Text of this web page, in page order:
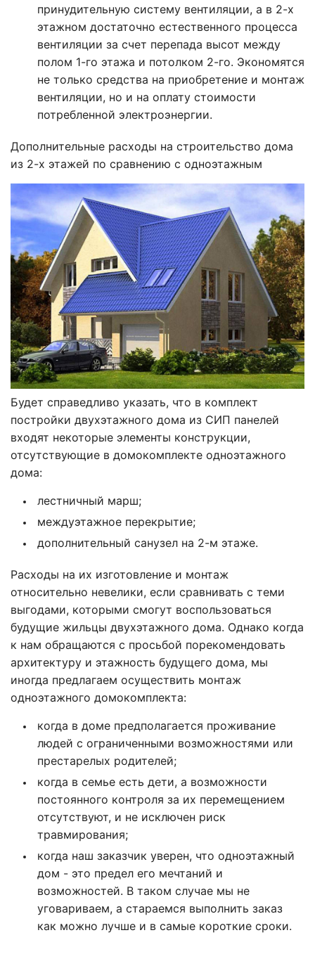
принудительную систему вентиляции, а в 2-х
этажном достаточно естественного процесса
вентиляции за счет перепада высот между
полом 1-го этажа и потолком 2-го. Экономятся
не только средства на приобретение и монтаж
вентиляции, но и на оплату стоимости
потребленной электроэнергии.
Дополнительные расходы на строительство дома
из 2-х этажей по сравнению с одноэтажным
Будет справедливо указать, что в комплект
постройки двухэтажного дома из СИП панелей
входят некоторые элементы конструкции,
отсутствующие в домокомплекте одноэтажного
дома:
лестничный марш;
междуэтажное перекрытие;
дополнительный санузел на 2-м этаже.
Расходы на их изготовление и монтаж
относительно невелики, если сравнивать с теми
выгодами, которыми смогут воспользоваться
будущие жильцы двухэтажного дома. Однако когда
к нам обращаются с просьбой порекомендовать
архитектуру и этажность будущего дома, мы
иногда предлагаем осуществить монтаж
одноэтажного домокомплекта:
когда в доме предполагается проживание
людей с ограниченными возможностями или
престарелых родителей;
когда в семье есть дети, а возможности
постоянного контроля за их перемещением
отсутствуют, и не исключен риск
травмирования;
когда наш заказчик уверен, что одноэтажный
дом - это предел его мечтаний и
возможностей. В таком случае мы не
уговариваем, а стараемся выполнить заказ
как можно лучше и в самые короткие сроки.